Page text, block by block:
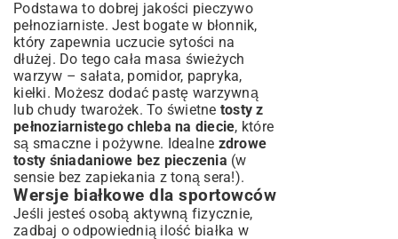
Podstawa to dobrej jakości pieczywo
pełnoziarniste. Jest bogate w błonnik,
który zapewnia uczucie sytości na
dłużej. Do tego cała masa świeżych
warzyw – sałata, pomidor, papryka,
kiełki. Możesz dodać pastę warzywną
lub chudy twarożek. To świetne tosty z
pełnoziarnistego chleba na diecie, które
są smaczne i pożywne. Idealne zdrowe
tosty śniadaniowe bez pieczenia (w
sensie bez zapiekania z toną sera!).
Wersje białkowe dla sportowców
Jeśli jesteś osobą aktywną fizycznie,
zadbaj o odpowiednią ilość białka w